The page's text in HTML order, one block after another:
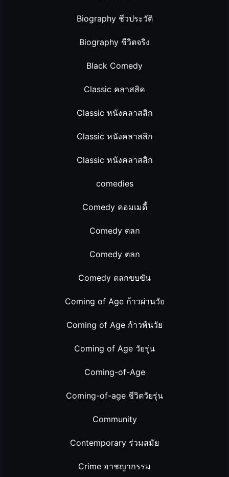
Biography ชีวประวัติ
Biography ชีวิตจริง
Black Comedy
Classic คลาสสิค
Classic หนังคลาสสิก
Classic หนังคลาสสิก
Classic หนังคลาสสิก
comedies
Comedy คอมเมดี้
Comedy ตลก
Comedy ตลก
Comedy ตลกขบขัน
Coming of Age ก้าวผ่านวัย
Coming of Age ก้าวพ้นวัย
Coming of Age วัยรุ่น
Coming-of-Age
Coming-of-age ชีวิตวัยรุ่น
Community
Contemporary ร่วมสมัย
Crime อาชญากรรม